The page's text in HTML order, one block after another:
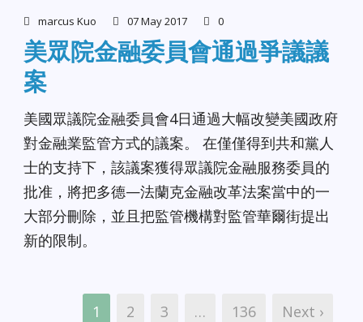
marcus Kuo 07 May 2017 0
美眾院金融委員會通過爭議議
案
美國眾議院金融委員會4日通過大幅改變美國政府
對金融業監管方式的議案。 在僅僅得到共和黨人
士的支持下，該議案獲得眾議院金融服務委員的
批准，將把多德—法蘭克金融改革法案當中的一
大部分刪除，並且把監管機構對監管華爾街提出
新的限制。
1 2 3 … 136 Next ›